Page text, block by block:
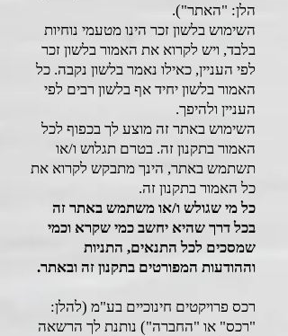
הלן: "האתר").
השימוש בלשון זכר הינו מטעמי נוחיות
בלבד, ויש לקרוא את האמור בלשון זכר
לפי העניין, כאילו נאמר בלשון נקבה. כל
האמור בלשון יחיד אף בלשון רבים לפי
העניין ולהיפך.
השימוש באתר זה מוצע לך בכפוף לכל
האמור בתקנון זה. בטרם תגלוש ו/או
תשתמש באתר, הינך מתבקש לקרוא את
כל האמור בתקנון זה.
כל מי שגולש ו/או משתמש באתר זה
בכל דרך שהיא יחשב כמי שקרא וכמי
שמסכים לכל התנאים, התניות
וההודעות המפורטים בתקנון זה ובאתר.
רכס פרויקטים חינוכיים בע"מ (להלן:
"רכס" או "החברה") נותנת לך הרשאה